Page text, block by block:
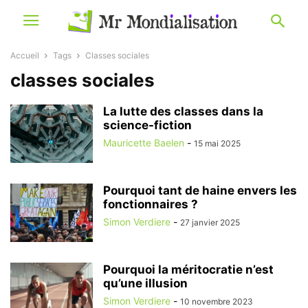
Accueil Tags Classes sociales
classes sociales
La lutte des classes dans la
science-fiction
Mauricette Baelen - 15 mai 2025
Pourquoi tant de haine envers les
fonctionnaires ?
Simon Verdiere - 27 janvier 2025
Pourquoi la méritocratie n’est
qu’une illusion
Simon Verdiere - 10 novembre 2023